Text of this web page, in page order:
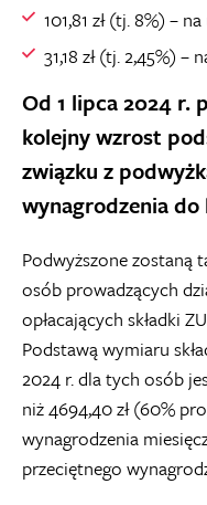
101,81 zł (tj. 8%) –
31,18 zł (tj. 2,45%)
Od 1 lipca 2024 r.
kolejny wzrost
związku z
wynagrodzenia do
Podwyższone zostaną
osób prowadzących
opłacających składki
Podstawą wymiaru
2024 r. dla tych osób
niż 4694,40 zł (60%
wynagrodzenia
przeciętnego